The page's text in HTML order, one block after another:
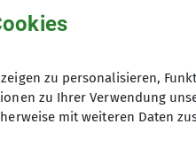
zu personalisieren,
zu Ihrer Verwendung
mit weiteren Daten